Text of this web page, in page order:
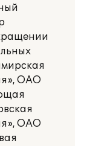
ОАО
ОАО